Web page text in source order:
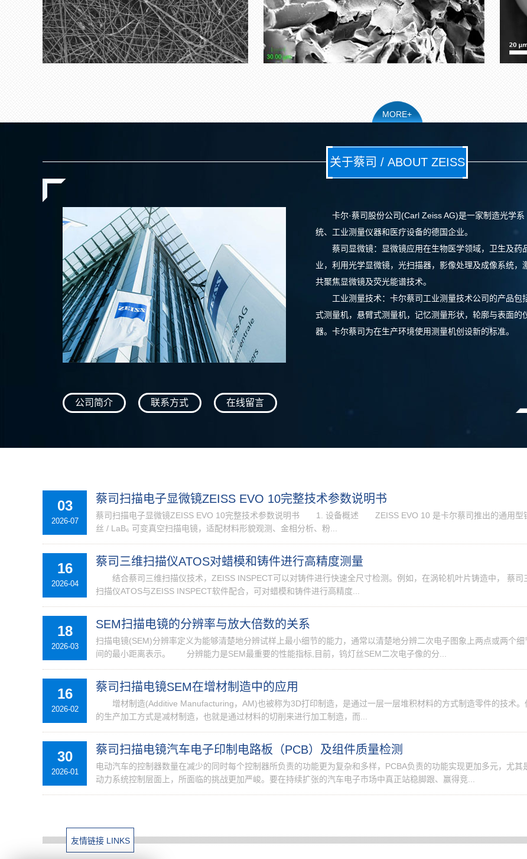
MORE+
关于蔡司 / ABOUT ZEISS
卡尔·蔡司股份公司(Carl Zeiss AG)是一家制造光学系
统、工业测量仪器和医疗设备的德国企业。
蔡司显微镜：显微镜应用在生物医学领域，卫生及药
业，利用光学显微镜，光扫描器，影像处理及成像系统，
共聚焦显微镜及荧光能谱技术。
工业测量技术：卡尔蔡司工业测量技术公司的产品包
式测量机，悬臂式测量机，记忆测量形状，轮廓与表面的
器。卡尔蔡司为在生产环境使用测量机创设新的标准。
公司简介 联系方式 在线留言
03
2026-07
蔡司扫描电子显微镜ZEISS EVO 10完整技术参数说明书
蔡司扫描电子显微镜ZEISS EVO 10完整技术参数说明书 1. 设备概述 ZEISS EVO 10 是卡尔蔡司推出的通用型
丝 / LaB₆ 可变真空扫描电镜，适配材料形貌观测、金相分析、粉...
16
2026-04
蔡司三维扫描仪ATOS对蜡模和铸件进行高精度测量
结合蔡司三维扫描仪技术，ZEISS INSPECT可以对铸件进行快速全尺寸检测。例如，在涡轮机叶片铸造中， 蔡司
扫描仪ATOS与ZEISS INSPECT软件配合，可对蜡模和铸件进行高精度...
18
2026-03
SEM扫描电镜的分辨率与放大倍数的关系
扫描电镜(SEM)分辨率定义为能够清楚地分辨试样上最小细节的能力，通常以清楚地分辨二次电子图象上两点或两个细
间的最小距离表示。 分辨能力是SEM最重要的性能指标,目前，钨灯丝SEM二次电子像的分...
16
2026-02
蔡司扫描电镜SEM在增材制造中的应用
增材制造(Additive Manufacturing，AM)也被称为3D打印制造，是通过一层一层堆积材料的方式制造零件的技术。
的生产加工方式是减材制造，也就是通过材料的切削来进行加工制造，而...
30
2026-01
蔡司扫描电镜汽车电子印制电路板（PCB）及组件质量检测
电动汽车的控制器数量在减少的同时每个控制器所负责的功能更为复杂和多样，PCBA负责的功能实现更加多元，尤其
动力系统控制层面上，所面临的挑战更加严峻。要在持续扩张的汽车电子市场中真正站稳脚跟、赢得竞...
友情链接 LINKS